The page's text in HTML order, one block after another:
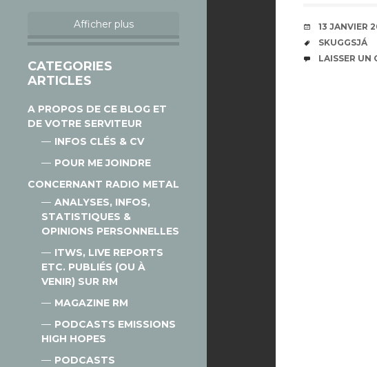
Afficher plus
CATEGORIES
ARTICLES
A PROPOS DE CE BLOG ET
DE VOTRE SERVITEUR
INFOS CLÉS & CV
POUR ME JOINDRE
CONCERNANT RADIO METAL
ANALYSES, INFOS,
STATISTIQUES &
OPINIONS PERSONNELLES
ITWS, LIVE REPORTS
ETC. PUBLIÉS (OU À
VENIR) SUR RM
MAGAZINE RM
PODCASTS EMISSIONS
HIGH HOPES
PODCASTS
DATE
13 JANVIER
ÉTIQUETTES
SKUGGSJÁ
LAISSER UN